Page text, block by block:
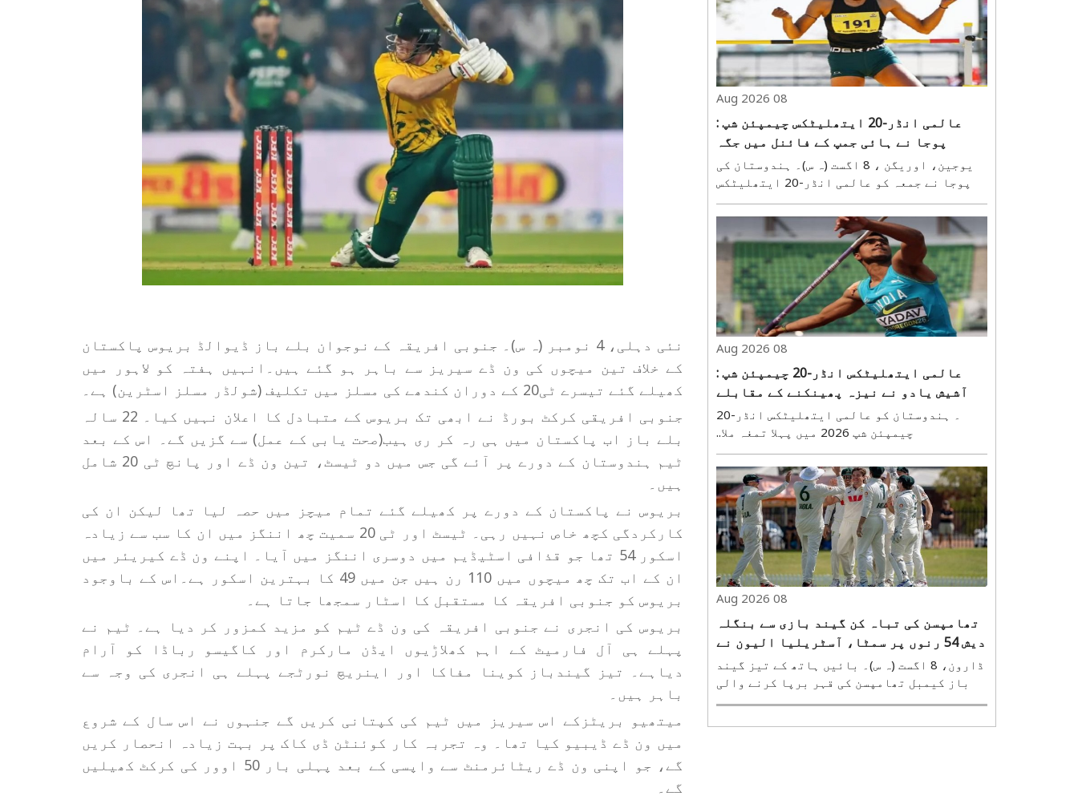
نئی دہلی، 4 نومبر (ہ س)۔ جنوبی افریقہ کے نوجوان بلے باز ڈیوالڈ بریوس پاکستان
کے خلاف تین میچوں کی ون ڈے سیریز سے باہر ہو گئے ہیں۔انہیں ہفتہ کو لاہور میں
کھیلے گئے تیسرے ٹی20 کے دوران کندھے کی مسلز میں تکلیف (شولڈر مسلز اسٹرین) ہے۔
جنوبی افریقی کرکٹ بورڈ نے ابھی تک بریوس کے متبادل کا اعلان نہیں کیا۔ 22 سالہ
بلے باز اب پاکستان میں ہی رہ کر ری ہیب(صحت یابی کے عمل) سے گزیں گے۔ اس کے بعد
ٹیم ہندوستان کے دورے پر آئے گی جس میں دو ٹیسٹ، تین ون ڈے اور پانچ ٹی 20 شامل
ہیں۔
بریوس نے پاکستان کے دورے پر کھیلے گئے تمام میچز میں حصہ لیا تھا لیکن ان کی
کارکردگی کچھ خاص نہیں رہی۔ ٹیسٹ اور ٹی 20 سمیت چھ اننگز میں ان کا سب سے زیادہ
اسکور 54 تھا جو قذافی اسٹیڈیم میں دوسری اننگز میں آیا۔ اپنے ون ڈے کیریئر میں
ان کے اب تک چھ میچوں میں 110 رن ہیں جن میں 49 کا بہترین اسکور ہے۔اس کے باوجود
بریوس کو جنوبی افریقہ کا مستقبل کا اسٹار سمجھا جاتا ہے۔
بریوس کی انجری نے جنوبی افریقہ کی ون ڈے ٹیم کو مزید کمزور کر دیا ہے۔ ٹیم نے
پہلے ہی آل فارمیٹ کے اہم کھلاڑیوں ایڈن مارکرم اور کاگیسو رباڈا کو آرام
دیاہے۔ تیز گیندباز کوینا مفاکا اور اینریچ نورٹجے پہلے ہی انجری کی وجہ سے
باہر ہیں۔
میتھیو بریٹزکے اس سیریز میں ٹیم کی کپتانی کریں گے جنہوں نے اس سال کے شروع
میں ون ڈے ڈیبیو کیا تھا۔ وہ تجربہ کار کوئنٹن ڈی کاک پر بہت زیادہ انحصار کریں
گے، جو اپنی ون ڈے ریٹائرمنٹ سے واپسی کے بعد پہلی بار 50 اوور کی کرکٹ کھیلیں
گے۔
08 Aug 2026
عالمی انڈر-20 ایتھلیٹکس چیمپئن شپ :
پوجا نے ہائی جمپ کے فائنل میں جگہ
بنائی
یوجین، اوریگن ، 8 اگست (ہ س)۔ ہندوستان کی
پوجا نے جمعہ کو عالمی انڈر-20 ایتھلیٹکس
کے فائنل میں جگہ بنا لی۔ قومی ریکارڈ اپنے
نام رکھنے والی پوجا نے 1.79 میٹر کی بہترین
چھلانگ لگا کر تمغے کے مرحلے میں داخلہ ..
08 Aug 2026
عالمی ایتھلیٹکس انڈر-20 چیمپئن شپ :
آشیش یادو نے نیزہ پھینکنے کے مقابلے
میں چاندی کا تمغہ جیتا
۔ ہندوستان کو عالمی ایتھلیٹکس انڈر-20
چیمپئن شپ 2026 میں پہلا تمغہ ملا..
08 Aug 2026
تھامپسن کی تباہ کن گیند بازی سے بنگلہ
دیش 54 رنوں پر سمٹا، آسٹریلیا الیون نے
اننگز اور 38 رن سے جیت درج کی
ڈارون، 8 اگست (ہ س)۔ بائیں ہاتھ کے تیز گیند
باز کیمبل تھامپسن کی قہر برپا کرنے والی